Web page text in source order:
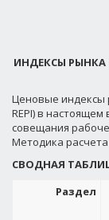
ИНДЕКСЫ
Ценовые индексы
REPI) в
совещания
Методика
СВОДНАЯ
Раздел